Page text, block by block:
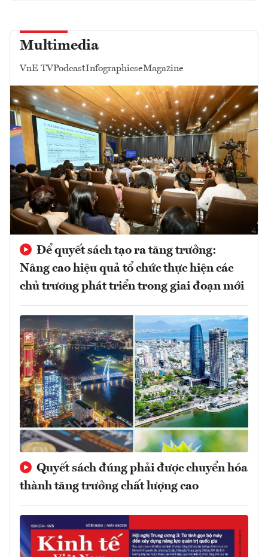
Multimedia
VnE TVPodcastInfographicseMagazine
Để quyết sách tạo ra tăng trưởng:
Nâng cao hiệu quả tổ chức thực hiện các
chủ trương phát triển trong giai đoạn mới
Quyết sách đúng phải được chuyển hóa
thành tăng trưởng chất lượng cao